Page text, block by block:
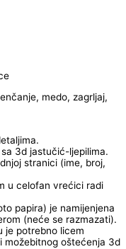
medo, zagrljaj,
3d jastučić-ljepilima.
stranici (ime, broj,
u celofan vrećici radi
papira) je namijenjena
(neće se razmazati).
je potrebno licem
možebitnog oštećenja 3d